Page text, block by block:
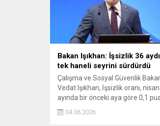
Bakan Işıkhan: İşsizlik 36
tek haneli seyrini sürdürdü
Çalışma ve Sosyal Güvenlik
Vedat Işıkhan, İşsizlik oranı, nisan
ayında bir önceki aya göre 0,1
göre ise 0,5 puan azalarak yüzde
04.06.2026